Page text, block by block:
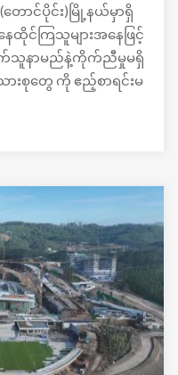
ောင်ပိုင်း)မြို့နယ်မှာရှိ
င်ကြသူများအနေဖြင့်
ါက်သူနာမည်နဲ့ကိုက်ညီမှုမရှိ
းစုတွေ ကို ဧည့်စာရင်းမ